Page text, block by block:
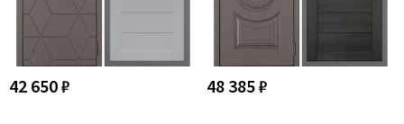
42 650 ₽ 48 385 ₽